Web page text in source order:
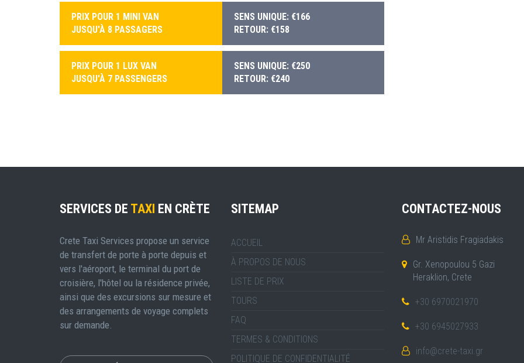
PRIX POUR 1 MINI VAN
JUSQU'À 8 PASSAGERS
SENS UNIQUE: €166
RETOUR: €158
PRIX POUR 1 LUX VAN
JUSQU'À 7 PASSENGERS
SENS UNIQUE: €250
RETOUR: €240
SERVICES DE TAXI EN CRÈTE
Crete Taxi Services propose un service
de transfert de porte à porte depuis et
vers l'aéroport, le terminal du port de
croisière, l'hôtel ou la résidence privée,
ainsi que des excursions sur mesure et
des arrangements de voyage complets
sur demande.
SITEMAP
ACCUEIL
À PROPOS DE NOUS
LISTE DE PRIX
TOURS
FAQ
TERMES & CONDITIONS
POLITIQUE DE CONFIDENTIALITÉ
CONTACTEZ-NOUS
Mr Aristidis Fragiadakis
Gr. Xenopoulou 5 Gazi
Heraklion, Crete
+30 6970021970
+30 6945027933
info@crete-taxi.gr